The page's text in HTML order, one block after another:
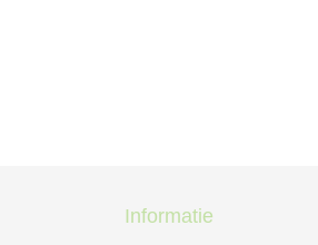
Informatie